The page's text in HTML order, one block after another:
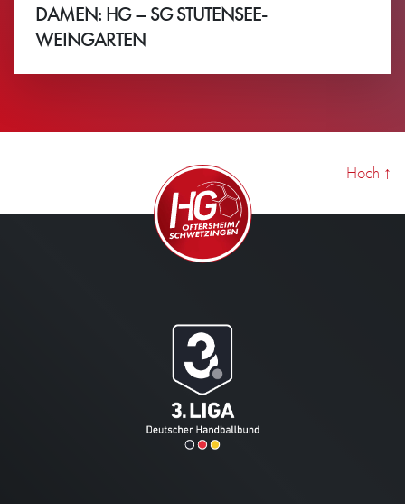
DAMEN: HG – SG STUTENSEE-
WEINGARTEN
Hoch ↑